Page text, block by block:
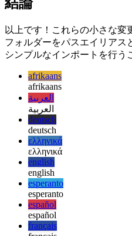
結論
以上です！これらの小さな変
フォルダーをパスエイリアス
シンプルなインポートを行う
afrikaans
afrikaans
العربية
العربية
deutsch
deutsch
ελληνικά
ελληνικά
english
english
esperanto
esperanto